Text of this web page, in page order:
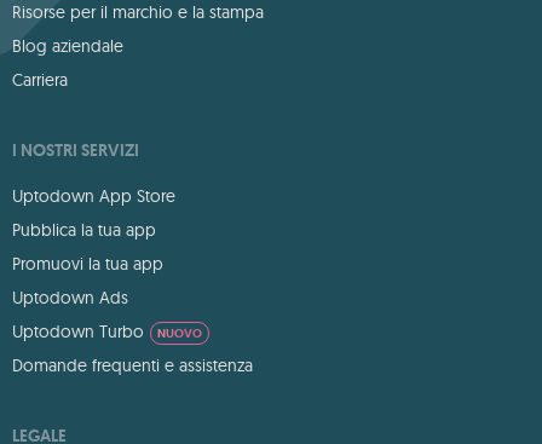
Risorse per il marchio e la stampa
Blog aziendale
Carriera
I NOSTRI SERVIZI
Uptodown App Store
Pubblica la tua app
Promuovi la tua app
Uptodown Ads
Uptodown Turbo
NUOVO
Domande frequenti e assistenza
LEGALE